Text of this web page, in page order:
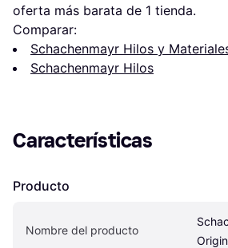
oferta más barata de 1 tienda.
Comparar:
Schachenmayr Hilos y
Schachenmayr Hilos
Características
Producto
Nombre del producto